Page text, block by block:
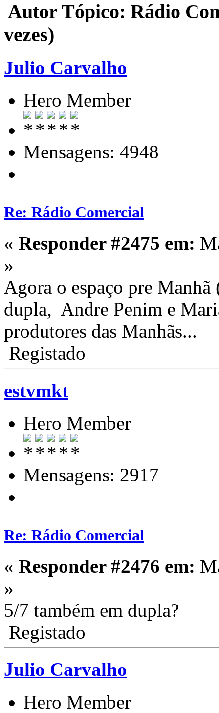
Autor Tópico: Rádio
vezes)
Julio Carvalho
Hero Member
Mensagens: 4948
Re: Rádio Comercial
« Responder #2475 em:
»
Agora o espaço pre
dupla, Andre Penim e
produtores das Manhãs...
Registado
estvmkt
Hero Member
Mensagens: 2917
Re: Rádio Comercial
« Responder #2476 em:
»
5/7 também em dupla?
Registado
Julio Carvalho
Hero Member